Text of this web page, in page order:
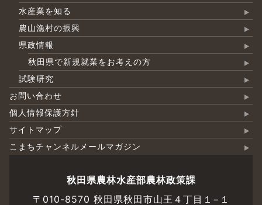
水産業を知る
農山漁村の振興
県政情報
秋田県で新規就業をお考えの方
試験研究
お問い合わせ
個人情報保護方針
サイトマップ
こまちチャンネルメールマガジン
秋田県農林水産部農林政策課
〒010-8570 秋田県秋田市山王４丁目１−１